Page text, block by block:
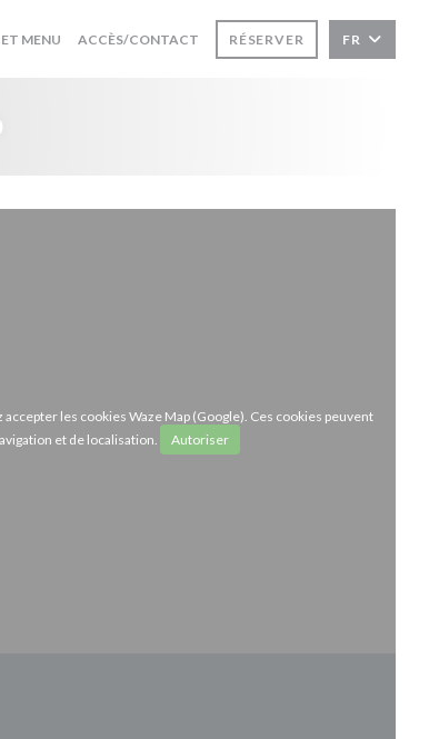
NOUVELLE FENÊTRE))
MENU((OUVRE UNE NOUVELLE FENÊTRE))
ACCÈS/CONTACT RÉSERVER FR
les cookies Waze Map (Google). Ces cookies peuvent
et de localisation.
Autoriser